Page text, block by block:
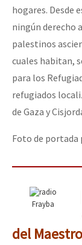
hogares. Desde
ningún derecho
palestinos
cuales habitan,
para los
refugiados
de Gaza y
Foto de portada
Frayba
del